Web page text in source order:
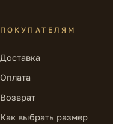
ПОКУПАТЕЛЯМ
Доставка
Оплата
Возврат
Как выбрать размер